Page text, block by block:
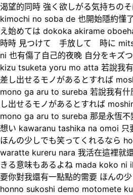
渴望的同時 強く欲しがる気持ちの
kimochi no soba de 也開始隱約懂
え始めては dokoka akirame
時時 見つけて 手放して 時に
ni 也有傷了自己的夜晚 自分をキズ
kizu tsuketa yoru mo atta 若說我
差し出せるモノがあるとすれば
mono ga aru to sureba 若說我有什
し出せるモノがあるとすれば
mono ga aru to sureba 那是永恆不
想い kawaranu tashika na omoi 只
ほんの少しでも笑ってくれるなら
waratte kureru nara 我活在這裡就
きる意味もあるよね mada koko
要你對我還有一點點的需要 ほんの
honno sukoshi demo motomete